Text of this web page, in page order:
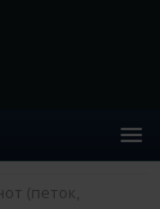
(петок,